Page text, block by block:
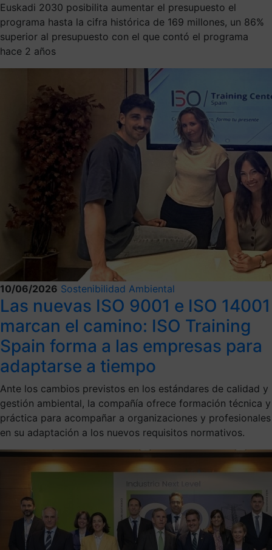
Euskadi 2030 posibilita aumentar el presupuesto el
programa hasta la cifra histórica de 169 millones, un 86%
superior al presupuesto con el que contó el programa
hace 2 años
10/06/2026 Sostenibilidad Ambiental
Las nuevas ISO 9001 e ISO 14001
marcan el camino: ISO Training
Spain forma a las empresas para
adaptarse a tiempo
Ante los cambios previstos en los estándares de calidad y
gestión ambiental, la compañía ofrece formación técnica y
práctica para acompañar a organizaciones y profesionales
en su adaptación a los nuevos requisitos normativos.